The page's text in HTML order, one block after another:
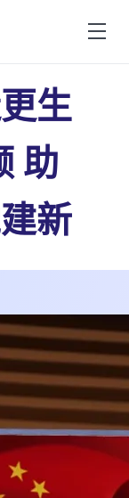
生
助
新